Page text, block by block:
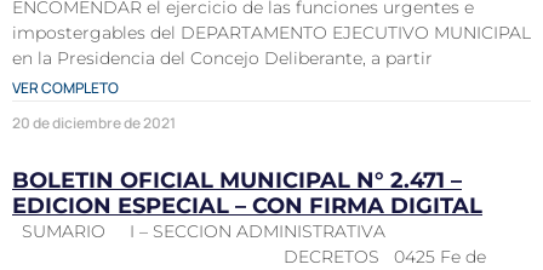
ENCOMENDAR el ejercicio de las funciones urgentes e
impostergables del DEPARTAMENTO EJECUTIVO MUNICIPAL
en la Presidencia del Concejo Deliberante, a partir
VER COMPLETO
20 de diciembre de 2021
BOLETIN OFICIAL MUNICIPAL N° 2.471 –
EDICION ESPECIAL – CON FIRMA DIGITAL
SUMARIO I – SECCION ADMINISTRATIVA
DECRETOS 0425 Fe de